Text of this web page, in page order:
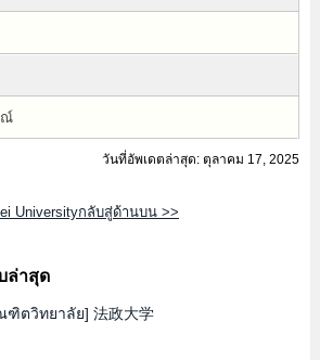
ณ์
วันที่อัพเดตล่าสุด: ตุลาคม 17, 2025
Universityกลับสู่ด้านบน >>
ล่าสุด
ฑิตวิทยาลัย] 法政大学